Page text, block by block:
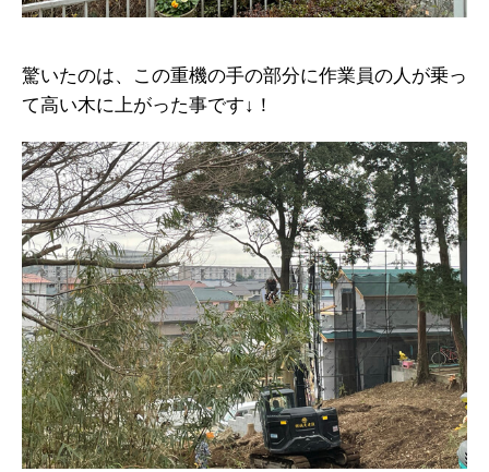
驚いたのは、この重機の手の部分に作業員の人が乗っ
て高い木に上がった事です↓！